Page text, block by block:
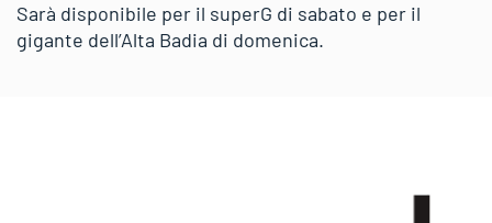
Sarà disponibile per il superG di sabato e per il
gigante dell’Alta Badia di domenica.